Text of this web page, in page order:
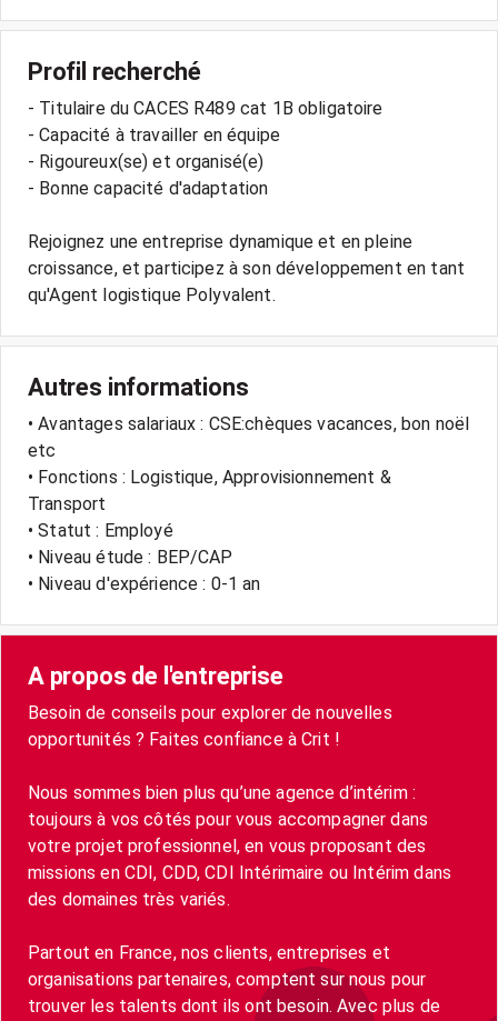
Profil recherché
- Titulaire du CACES R489 cat 1B obligatoire
- Capacité à travailler en équipe
- Rigoureux(se) et organisé(e)
- Bonne capacité d'adaptation
Rejoignez une entreprise dynamique et en pleine
croissance, et participez à son développement en tant
Autres informations
• Avantages salariaux : CSE:chèques vacances, bon noël
etc
• Fonctions : Logistique, Approvisionnement &
Transport
• Statut : Employé
• Niveau étude : BEP/CAP
• Niveau d'expérience : 0-1 an
A propos de l'entreprise
Besoin de conseils pour explorer de nouvelles
opportunités ? Faites confiance à Crit !
Nous sommes bien plus qu’une agence d’intérim :
toujours à vos côtés pour vous accompagner dans
votre projet professionnel, en vous proposant des
missions en CDI, CDD, CDI Intérimaire ou Intérim dans
des domaines très variés.
Partout en France, nos clients, entreprises et
organisations partenaires, comptent sur nous pour
trouver les talents dont ils ont besoin. Avec plus de